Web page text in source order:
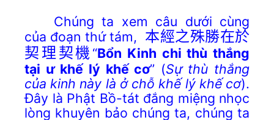
Chúng ta xem câu dưới cùng
của đoạn thứ tám, 本經之殊勝在於
契理契機 “Bổn Kinh chi thù thắng
tại ư khế lý khế cơ” (Sự thù thắng
của kinh này là ở chỗ khế lý khế cơ).
Đây là Phật Bồ-tát đắng miệng nhọc
lòng khuyên bảo chúng ta, chúng ta